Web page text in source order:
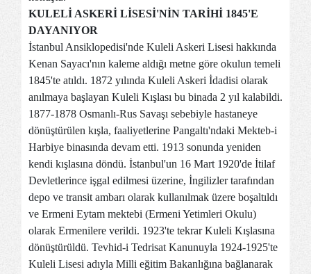
KULELİ ASKERİ LİSESİ'NİN TARİHİ 1845'E
DAYANIYOR
İstanbul Ansiklopedisi'nde Kuleli Askeri Lisesi hakkında
Kenan Sayacı'nın kaleme aldığı metne göre okulun temeli
1845'te atıldı. 1872 yılında Kuleli Askeri İdadisi olarak
anılmaya başlayan Kuleli Kışlası bu binada 2 yıl kalabildi.
1877-1878 Osmanlı-Rus Savaşı sebebiyle hastaneye
dönüştürülen kışla, faaliyetlerine Pangaltı'ndaki Mekteb-i
Harbiye binasında devam etti. 1913 sonunda yeniden
kendi kışlasına döndü. İstanbul'un 16 Mart 1920'de İtilaf
Devletlerince işgal edilmesi üzerine, İngilizler tarafından
depo ve transit ambarı olarak kullanılmak üzere boşaltıldı
ve Ermeni Eytam mektebi (Ermeni Yetimleri Okulu)
olarak Ermenilere verildi. 1923'te tekrar Kuleli Kışlasına
dönüştürüldü. Tevhid-i Tedrisat Kanunuyla 1924-1925'te
Kuleli Lisesi adıyla Milli eğitim Bakanlığına bağlanarak